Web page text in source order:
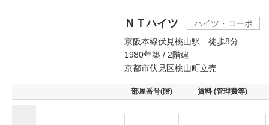
ＮＴハイツ
ハイツ・コーポ
京阪本線伏見桃山駅 徒歩8分
1980年築 / 2階建
京都市伏見区桃山町立売
部屋番号(階) 賃料 (管理費等)